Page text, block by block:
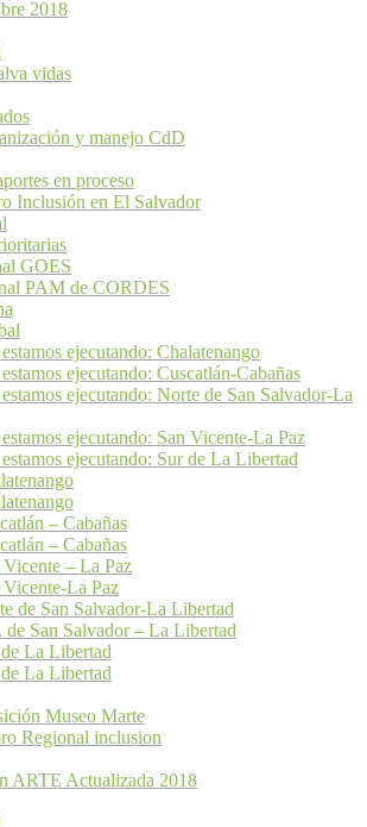
2018
vidas
y manejo CdD
en proceso
Inclusión en El Salvador
GOES
PAM de CORDES
ejecutando: Chalatenango
ejecutando: Cuscatlán-Cabañas
ejecutando: Norte de San Salvador-La
ejecutando: San Vicente-La Paz
ejecutando: Sur de La Libertad
– Cabañas
– Cabañas
– La Paz
La Paz
de San Salvador-La Libertad
de San Salvador – La Libertad
La Libertad
La Libertad
Museo Marte
Regional inclusion
ARTE Actualizada 2018